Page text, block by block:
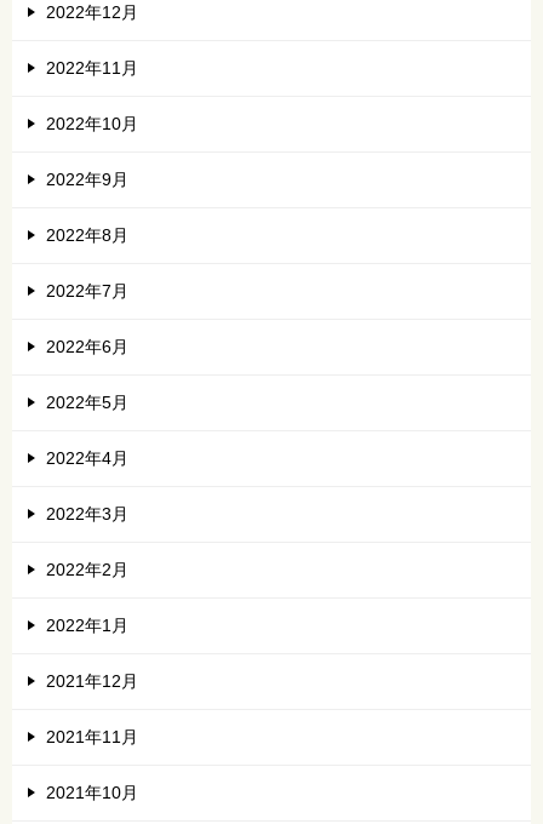
2022年12月
2022年11月
2022年10月
2022年9月
2022年8月
2022年7月
2022年6月
2022年5月
2022年4月
2022年3月
2022年2月
2022年1月
2021年12月
2021年11月
2021年10月